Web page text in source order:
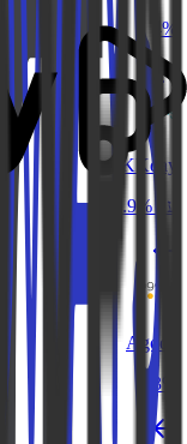
4%
KKday
עד 3.9%
Agoda
3%